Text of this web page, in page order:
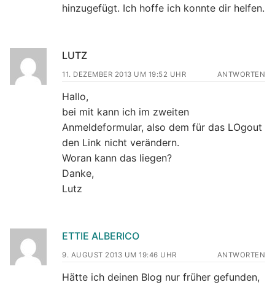
hinzugefügt. Ich hoffe ich konnte dir helfen.
LUTZ
11. DEZEMBER 2013 UM 19:52 UHR ANTWORTEN
Hallo,
bei mit kann ich im zweiten
Anmeldeformular, also dem für das LOgout
den Link nicht verändern.
Woran kann das liegen?
Danke,
Lutz
ETTIE ALBERICO
9. AUGUST 2013 UM 19:46 UHR ANTWORTEN
Hätte ich deinen Blog nur früher gefunden,